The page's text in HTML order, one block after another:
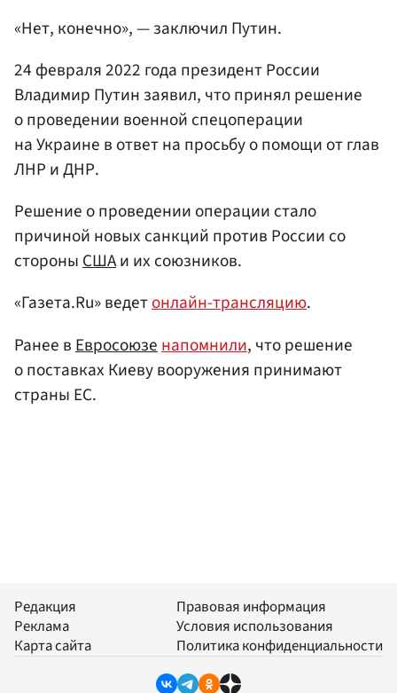
«Нет, конечно», — заключил Путин.
24 февраля 2022 года президент России
Владимир Путин заявил, что принял решение
о проведении военной спецоперации
на Украине в ответ на просьбу о помощи от глав
ЛНР и ДНР.
Решение о проведении операции стало
причиной новых санкций против России со
стороныСШАи их союзников.
«Газета.Ru» ведетонлайн-трансляцию.
Ранее вЕвросоюзенапомнили, что решение
о поставках Киеву вооружения принимают
страны ЕС.
Редакция
Реклама
Карта сайта
Правовая информация
Условия использования
Политика конфиденциальности